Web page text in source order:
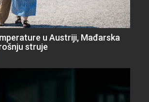
u Austriji, Mađarska
struje